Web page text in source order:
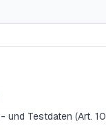
und Testdaten (Art.